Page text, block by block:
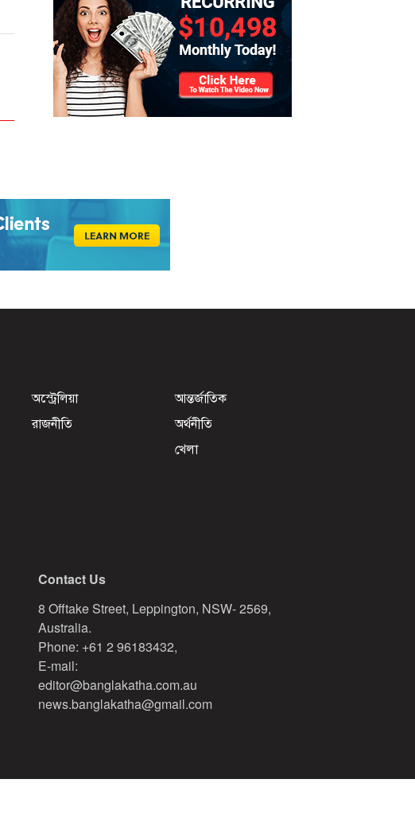
অস্ট্রেলিয়া
আন্তর্জাতিক
রাজনীতি
অর্থনীতি
খেলা
Contact Us
8 Offtake Street, Leppington, NSW- 2569,
Australia.
Phone: +61 2 96183432,
E-mail:
editor@banglakatha.com.au
news.banglakatha@gmail.com